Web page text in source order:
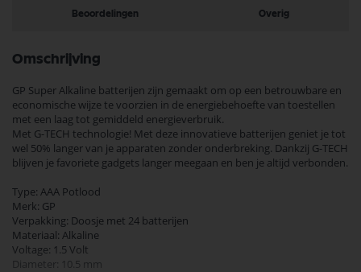
Beoordelingen Overig
Omschrijving
GP Super Alkaline batterijen zijn gemaakt om op een betrouwbare en
economische wijze te voorzien in de energiebehoefte van toestellen
met een laag tot gemiddeld energieverbruik.
Met G-TECH technologie! Met deze innovatieve batterijen geniet je tot
wel 50% langer van je apparaten zonder onderbreking. Dankzij G-TECH
blijven je favoriete gadgets langer meegaan en ben je altijd verbonden.
Type: AAA Potlood
Merk: GP
Verpakking: Doosje met 24 batterijen
Materiaal: Alkaline
Voltage: 1.5 Volt
Diameter: 10.5 mm